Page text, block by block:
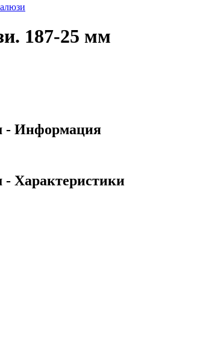
187-25 мм
- Информация
Характеристики